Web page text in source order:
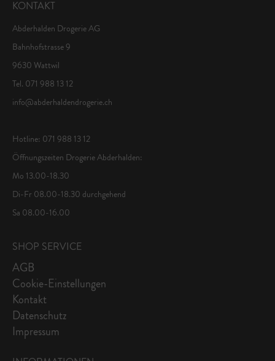
KONTAKT
Abderhalden Drogerie AG
Bahnhofstrasse 9
9630 Wattwil
Tel. 071 988 13 12
info@abderhaldendrogerie.ch
Hotline: 071 988 13 12
Öffnungszeiten Drogerie Abderhalden:
Mo 13.00-18.30
Di-Fr 08.00-18.30 durchgehend
Sa 08.00-16.00
SHOP SERVICE
AGB
Cookie-Einstellungen
Kontakt
Datenschutz
Impressum